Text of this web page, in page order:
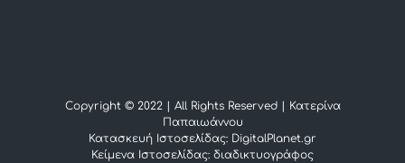
Copyright © 2022 | All Rights Reserved |
Κατερίνα
Παπαιωάννου
Κατασκευή Ιστοσελίδας: DigitalPlanet.gr
Κείμενα Ιστοσελίδας: διαδικτυογράφος